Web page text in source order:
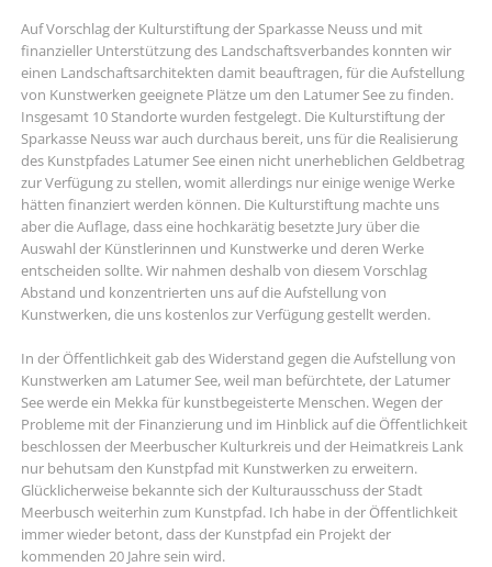
Auf Vorschlag der Kulturstiftung der Sparkasse Neuss und mit
finanzieller Unterstützung des Landschaftsverbandes konnten wir
einen Landschaftsarchitekten damit beauftragen, für die Aufstellung
von Kunstwerken geeignete Plätze um den Latumer See zu finden.
Insgesamt 10 Standorte wurden festgelegt. Die Kulturstiftung der
Sparkasse Neuss war auch durchaus bereit, uns für die Realisierung
des Kunstpfades Latumer See einen nicht unerheblichen Geldbetrag
zur Verfügung zu stellen, womit allerdings nur einige wenige Werke
hätten finanziert werden können. Die Kulturstiftung machte uns
aber die Auflage, dass eine hochkarätig besetzte Jury über die
Auswahl der Künstlerinnen und Kunstwerke und deren Werke
entscheiden sollte. Wir nahmen deshalb von diesem Vorschlag
Abstand und konzentrierten uns auf die Aufstellung von
Kunstwerken, die uns kostenlos zur Verfügung gestellt werden.
In der Öffentlichkeit gab des Widerstand gegen die Aufstellung von
Kunstwerken am Latumer See, weil man befürchtete, der Latumer
See werde ein Mekka für kunstbegeisterte Menschen. Wegen der
Probleme mit der Finanzierung und im Hinblick auf die Öffentlichkeit
beschlossen der Meerbuscher Kulturkreis und der Heimatkreis Lank
nur behutsam den Kunstpfad mit Kunstwerken zu erweitern.
Glücklicherweise bekannte sich der Kulturausschuss der Stadt
Meerbusch weiterhin zum Kunstpfad. Ich habe in der Öffentlichkeit
immer wieder betont, dass der Kunstpfad ein Projekt der
kommenden 20 Jahre sein wird.